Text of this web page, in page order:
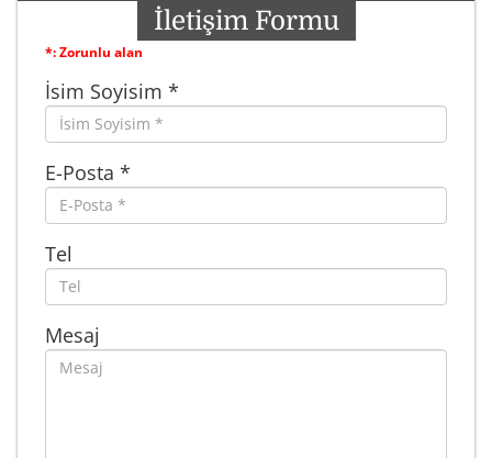
İletişim Formu
*: Zorunlu alan
İsim Soyisim *
E-Posta *
Tel
Mesaj